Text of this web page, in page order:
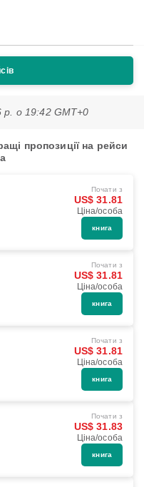
р. о 19:42 GMT+0
пропозиції на рейси
Почати з
US$ 31.81
Ціна/особа
книга
Почати з
US$ 31.81
Ціна/особа
книга
Почати з
US$ 31.81
Ціна/особа
книга
Почати з
US$ 31.83
Ціна/особа
книга